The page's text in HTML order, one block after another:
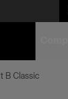
B Classic